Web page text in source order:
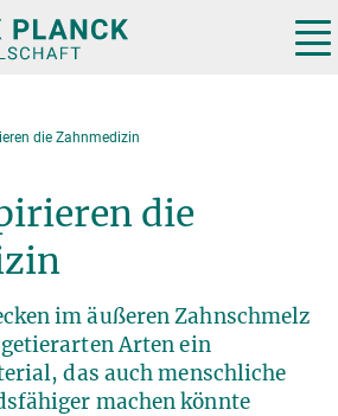
die Zahnmedizin
die
im äußeren Zahnschmelz
Arten ein
das auch menschliche
machen könnte